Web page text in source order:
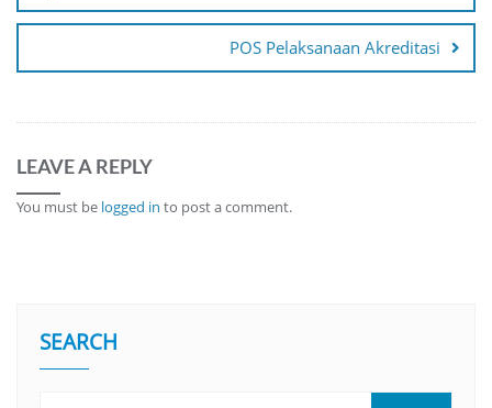
POS Pelaksanaan Akreditasi
LEAVE A REPLY
You must be logged in to post a comment.
SEARCH